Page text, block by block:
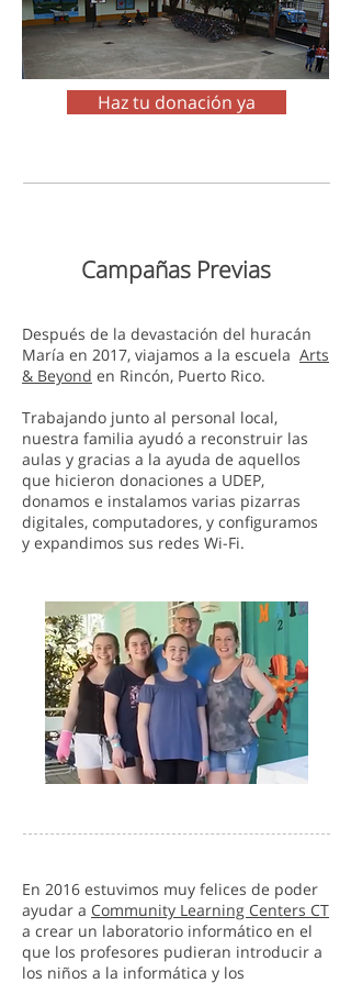
Haz tu donación ya
Campañas Previas
Después de la devastación del huracán
María en 2017, viajamos a la escuela Arts
& Beyond en Rincón, Puerto Rico.
Trabajando junto al personal local,
nuestra familia ayudó a reconstruir las
aulas y gracias a la ayuda de aquellos
que hicieron donaciones a UDEP,
donamos e instalamos varias pizarras
digitales, computadores, y configuramos
y expandimos sus redes Wi-Fi.
En 2016 estuvimos muy felices de poder
ayudar a Community Learning Centers CT
a crear un laboratorio informático en el
que los profesores pudieran introducir a
los niños a la informática y los